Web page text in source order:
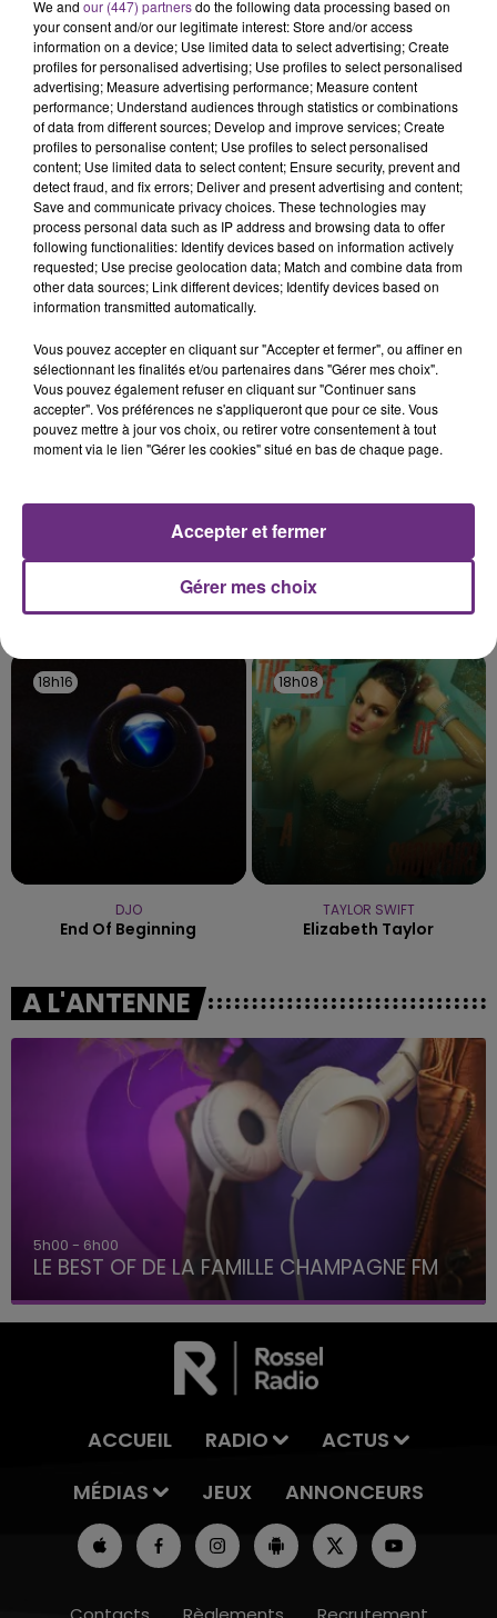
14h39
L'INSPECTION DU TRAVAIL RAPPELLE À
L'ORDRE SUR LES CONDITIONS DE...
Alors que les dates de début des vendange 2026
s'est avéré être plus précoce que prévu,
l'inspection du Travail en profite pour rappeler
les conditions de...
Un feu de remorque s'est déclaré ce mercredi en
fin de matinée sur l'A34.
TITRES DIFFUSÉS
18h16
18h16
DJO
End Of Beginning
18h08
18h08
TAYLOR SWIFT
Elizabeth Taylor
A L'ANTENNE
6h00 - 10h00
La Famille
ACCUEIL RADIO
ACTUS
MÉDIAS
JEUX ANNONCEURS
We and our (447) partnersdo the following data processing based on
your consent and/or our legitimate interest: Store and/or access
information on a device; Use limited data to select advertising; Create
profiles for personalised advertising; Use profiles to select personalised
advertising; Measure advertising performance; Measure content
performance; Understand audiences through statistics or combinations
of data from different sources; Develop and improve services; Create
profiles to personalise content; Use profiles to select personalised
content; Use limited data to select content; Ensure security, prevent and
detect fraud, and fix errors; Deliver and present advertising and content;
Save and communicate privacy choices. These technologies may
process personal data such as IP address and browsing data to offer
following functionalities: Identify devices based on information actively
requested; Use precise geolocation data; Match and combine data from
other data sources; Link different devices; Identify devices based on
information transmitted automatically.
Vous pouvez accepter en cliquant sur "Accepter et fermer", ou affiner en
sélectionnant les finalités et/ou partenaires dans "Gérer mes choix".
Vous pouvez également refuser en cliquant sur "Continuer sans
accepter". Vos préférences ne s'appliqueront que pour ce site. Vous
pouvez mettre à jour vos choix, ou retirer votre consentement à tout
moment via le lien "Gérer les cookies" situé en bas de chaque page.
Gérer mes choix
Accepter et fermer